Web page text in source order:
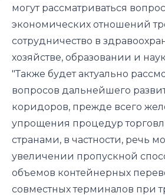
могут рассматриваться
экономических отношений
сотрудничество в
хозяйстве, образовании и
"Также будет актуально
вопросов дальнейшего
коридоров, прежде всего
упрощения процедур
странами, в частности, речь
увеличении пропускной
объемов контейнерных
совместных терминалов при